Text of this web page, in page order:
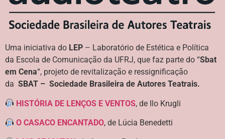
Uma iniciativa do LEP – Laboratório de Estética e Política
da Escola de Comunicação da UFRJ, que faz parte do “Sbat
em Cena“, projeto de revitalização e ressignificação
da SBAT – Sociedade Brasileira de Autores Teatrais.
HISTÓRIA DE LENÇOS E VENTOS, de Ilo Krugli
O CASACO ENCANTADO, de Lúcia Benedetti